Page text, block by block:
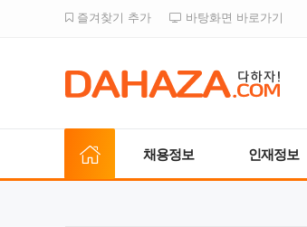
즐겨찾기 추가 바탕화면 바로가기
채용정보 인재정보